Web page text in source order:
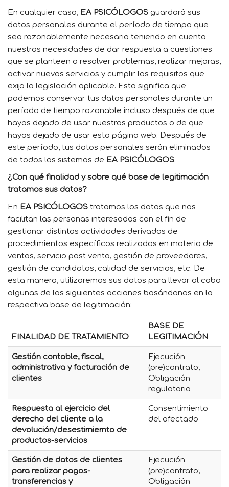
En cualquier caso, EA PSICÓLOGOS guardará sus
datos personales durante el período de tiempo que
sea razonablemente necesario teniendo en cuenta
nuestras necesidades de dar respuesta a cuestiones
que se planteen o resolver problemas, realizar mejoras,
activar nuevos servicios y cumplir los requisitos que
exija la legislación aplicable. Esto significa que
podemos conservar tus datos personales durante un
período de tiempo razonable incluso después de que
hayas dejado de usar nuestros productos o de que
hayas dejado de usar esta página web. Después de
este período, tus datos personales serán eliminados
de todos los sistemas de EA PSICÓLOGOS.
¿Con qué finalidad y sobre qué base de legitimación
tratamos sus datos?
En EA PSICÓLOGOS tratamos los datos que nos
facilitan las personas interesadas con el fin de
gestionar distintas actividades derivadas de
procedimientos específicos realizados en materia de
ventas, servicio post venta, gestión de proveedores,
gestión de candidatos, calidad de servicios, etc. De
esta manera, utilizaremos sus datos para llevar al cabo
algunas de las siguientes acciones basándonos en la
respectiva base de legitimación:
FINALIDAD DE TRATAMIENTO
BASE DE
LEGITIMACIÓN
Gestión contable, fiscal,
administrativa y facturación de
clientes
Ejecución
(pre)contrato;
Obligación
regulatoria
Respuesta al ejercicio del
derecho del cliente a la
devolución/desestimiemto de
productos-servicios
Consentimiento
del afectado
Gestión de datos de clientes
para realizar pagos-
transferencias y
Ejecución
(pre)contrato;
Obligación